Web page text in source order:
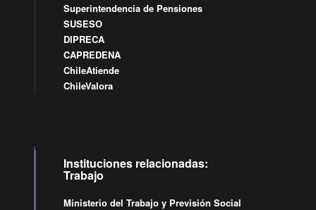
Superintendencia de Pensiones
SUSESO
DIPRECA
CAPREDENA
ChileAtiende
ChileValora
Instituciones relacionadas:
Trabajo
Ministerio del Trabajo y Previsión Social